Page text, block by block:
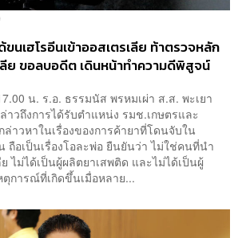
ขนเฮโรอีนเข้าออสเตรเลีย ท้าตรวจหลัก
ย ขอลบอดีต เดินหน้าทำความดีพิสูจน์
น. ร.อ. ธรรมนัส พรหมเผ่า ส.ส. พะเยา
าวถึงการได้รับตำแหน่ง รมช.เกษตรและ
าวหาในเรื่องของการค้ายาที่โดนจับใน
ถือเป็นเรื่องโอละพ่อ ยืนยันว่า ไม่ใช่คนที่นำ
ย ไม่ได้เป็นผู้ผลิตยาเสพติด และไม่ได้เป็นผู้
ตุการณ์ที่เกิดขึ้นเมื่อหลาย...